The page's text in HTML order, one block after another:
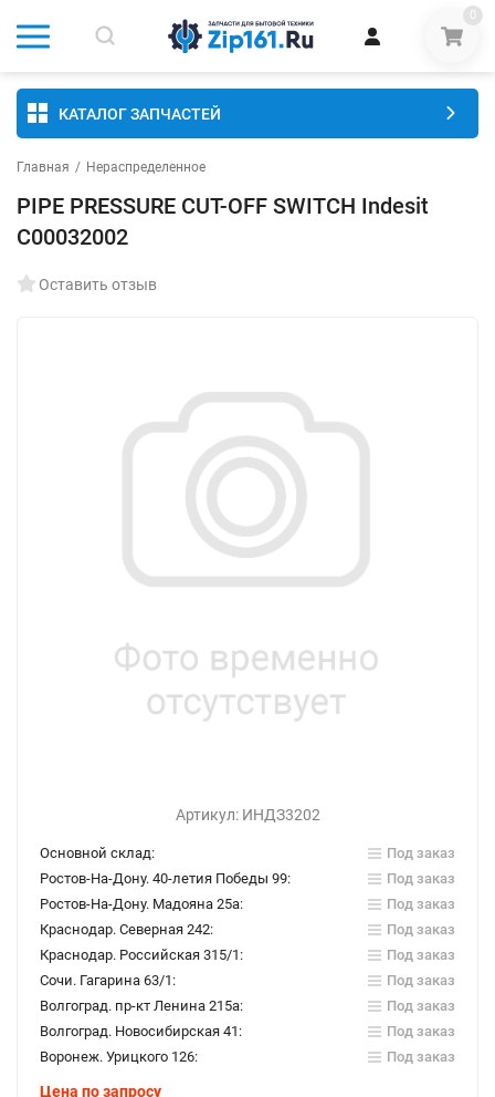
0
КАТАЛОГ ЗАПЧАСТЕЙ
Главная / Нераспределенное
PIPE PRESSURE CUT-OFF SWITCH Indesit
C00032002
Оставить отзыв
Артикул: ИНДЗ3202
Основной склад:
Под заказ
Ростов-На-Дону. 40-летия Победы 99:
Под заказ
Ростов-На-Дону. Мадояна 25а:
Под заказ
Краснодар. Северная 242:
Под заказ
Краснодар. Российская 315/1:
Под заказ
Сочи. Гагарина 63/1:
Под заказ
Волгоград. пр-кт Ленина 215а:
Под заказ
Волгоград. Новосибирская 41:
Под заказ
Воронеж. Урицкого 126:
Под заказ
Цена по запросу